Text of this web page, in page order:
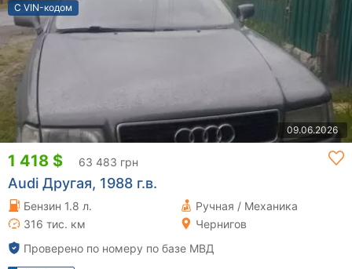
С VIN-кодом
09.06.2026
1 418 $ 63 483 грн
Audi Другая, 1988 г.в.
Бензин 1.8 л.
Ручная / Механика
316 тис. км
Чернигов
Проверено по номеру по базе МВД